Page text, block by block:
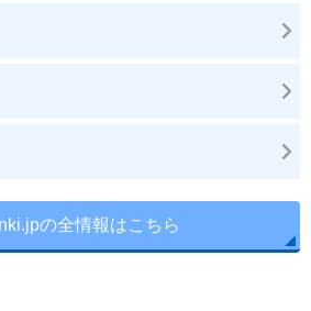
の全情報はこちら